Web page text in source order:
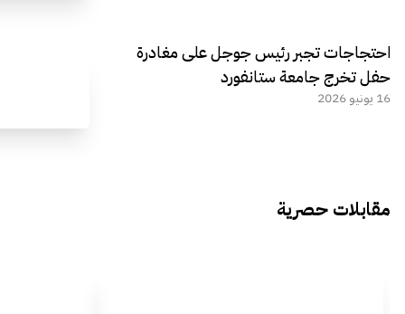
احتجاجات تجبر رئيس جوجل على مغادرة
حفل تخرج جامعة ستانفورد
16 يونيو 2026
مقابلات حصرية